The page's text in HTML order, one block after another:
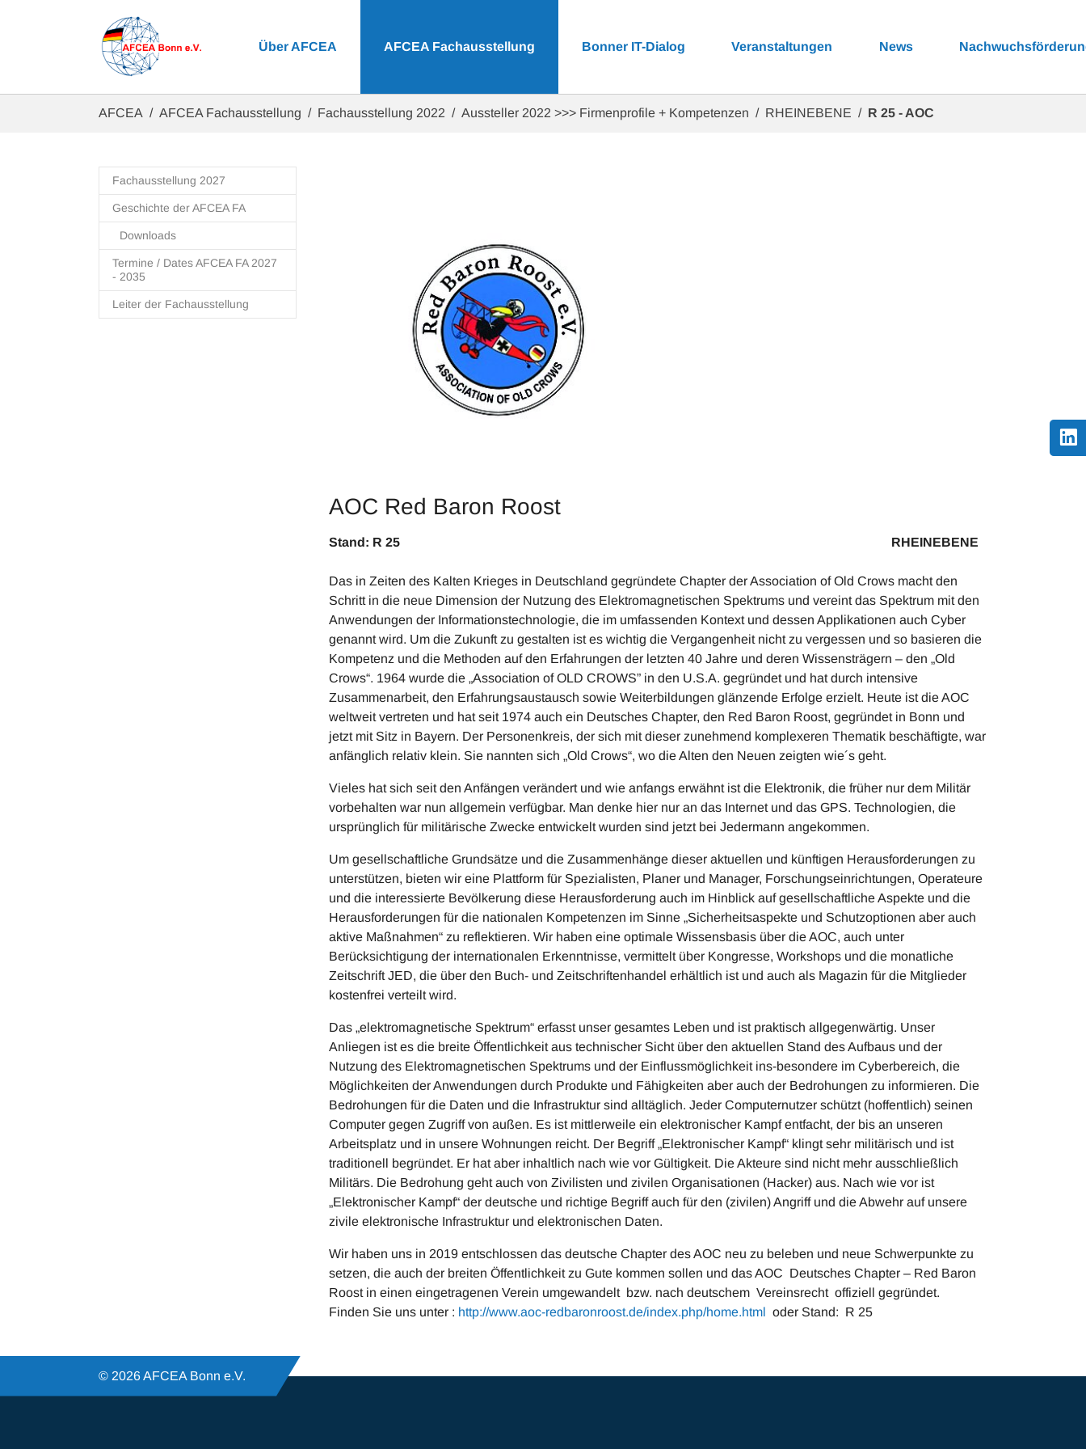
Über AFCEA AFCEA Fachausstellung Bonner IT-Dialog Veranstaltungen News
AFCEA AFCEA Fachausstellung Fachausstellung 2022 Aussteller 2022 >>> Firmenprofile + Kompetenzen RHEINEBENE R 25 - AOC
Fachausstellung 2027
Geschichte der AFCEA FA
Downloads
Termine / Dates AFCEA FA 2027
- 2035
Leiter der Fachausstellung
AOC Red Baron Roost
Stand: R 25 RHEINEBENE
Das in Zeiten des Kalten Krieges in Deutschland gegründete Chapter der Association of Old Crows macht den
Schritt in die neue Dimension der Nutzung des Elektromagnetischen Spektrums und vereint das Spektrum mit den
Anwendungen der Informationstechnologie, die im umfassenden Kontext und dessen Applikationen auch Cyber
genannt wird. Um die Zukunft zu gestalten ist es wichtig die Vergangenheit nicht zu vergessen und so basieren die
Kompetenz und die Methoden auf den Erfahrungen der letzten 40 Jahre und deren Wissensträgern – den „Old
Crows“. 1964 wurde die „Association of OLD CROWS” in den U.S.A. gegründet und hat durch intensive
Zusammenarbeit, den Erfahrungsaustausch sowie Weiterbildungen glänzende Erfolge erzielt. Heute ist die AOC
weltweit vertreten und hat seit 1974 auch ein Deutsches Chapter, den Red Baron Roost, gegründet in Bonn und
jetzt mit Sitz in Bayern. Der Personenkreis, der sich mit dieser zunehmend komplexeren Thematik beschäftigte, war
anfänglich relativ klein. Sie nannten sich „Old Crows“, wo die Alten den Neuen zeigten wie´s geht.
Vieles hat sich seit den Anfängen verändert und wie anfangs erwähnt ist die Elektronik, die früher nur dem Militär
vorbehalten war nun allgemein verfügbar. Man denke hier nur an das Internet und das GPS. Technologien, die
ursprünglich für militärische Zwecke entwickelt wurden sind jetzt bei Jedermann angekommen.
Um gesellschaftliche Grundsätze und die Zusammenhänge dieser aktuellen und künftigen Herausforderungen zu
unterstützen, bieten wir eine Plattform für Spezialisten, Planer und Manager, Forschungseinrichtungen, Operateure
und die interessierte Bevölkerung diese Herausforderung auch im Hinblick auf gesellschaftliche Aspekte und die
Herausforderungen für die nationalen Kompetenzen im Sinne „Sicherheitsaspekte und Schutzoptionen aber auch
aktive Maßnahmen“ zu reflektieren. Wir haben eine optimale Wissensbasis über die AOC, auch unter
Berücksichtigung der internationalen Erkenntnisse, vermittelt über Kongresse, Workshops und die monatliche
Zeitschrift JED, die über den Buch- und Zeitschriftenhandel erhältlich ist und auch als Magazin für die Mitglieder
kostenfrei verteilt wird.
Das „elektromagnetische Spektrum“ erfasst unser gesamtes Leben und ist praktisch allgegenwärtig. Unser
Anliegen ist es die breite Öffentlichkeit aus technischer Sicht über den aktuellen Stand des Aufbaus und der
Nutzung des Elektromagnetischen Spektrums und der Einflussmöglichkeit ins-besondere im Cyberbereich, die
Möglichkeiten der Anwendungen durch Produkte und Fähigkeiten aber auch der Bedrohungen zu informieren. Die
Bedrohungen für die Daten und die Infrastruktur sind alltäglich. Jeder Computernutzer schützt (hoffentlich) seinen
Computer gegen Zugriff von außen. Es ist mittlerweile ein elektronischer Kampf entfacht, der bis an unseren
Arbeitsplatz und in unsere Wohnungen reicht. Der Begriff „Elektronischer Kampf“ klingt sehr militärisch und ist
traditionell begründet. Er hat aber inhaltlich nach wie vor Gültigkeit. Die Akteure sind nicht mehr ausschließlich
Militärs. Die Bedrohung geht auch von Zivilisten und zivilen Organisationen (Hacker) aus. Nach wie vor ist
„Elektronischer Kampf“ der deutsche und richtige Begriff auch für den (zivilen) Angriff und die Abwehr auf unsere
zivile elektronische Infrastruktur und elektronischen Daten.
Wir haben uns in 2019 entschlossen das deutsche Chapter des AOC neu zu beleben und neue Schwerpunkte zu
setzen, die auch der breiten Öffentlichkeit zu Gute kommen sollen und das AOC Deutsches Chapter – Red Baron
Roost in einen eingetragenen Verein umgewandelt bzw. nach deutschem Vereinsrecht offiziell gegründet.
Finden Sie uns unter : http://www.aoc-redbaronroost.de/index.php/home.html oder Stand: R 25
© 2026 AFCEA Bonn e.V.